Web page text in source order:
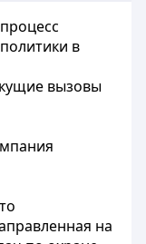
в
вызовы
на